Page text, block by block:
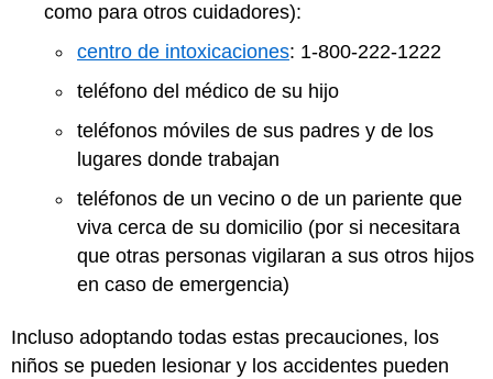
como para otros cuidadores):
centro de intoxicaciones: 1-800-222-1222
teléfono del médico de su hijo
teléfonos móviles de sus padres y de los
lugares donde trabajan
teléfonos de un vecino o de un pariente que
viva cerca de su domicilio (por si necesitara
que otras personas vigilaran a sus otros hijos
en caso de emergencia)
Incluso adoptando todas estas precauciones, los
niños se pueden lesionar y los accidentes pueden